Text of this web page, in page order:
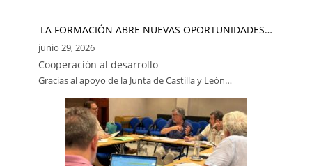
LA FORMACIÓN ABRE NUEVAS OPORTUNIDADES…
junio 29, 2026
Cooperación al desarrollo
Gracias al apoyo de la Junta de Castilla y León…